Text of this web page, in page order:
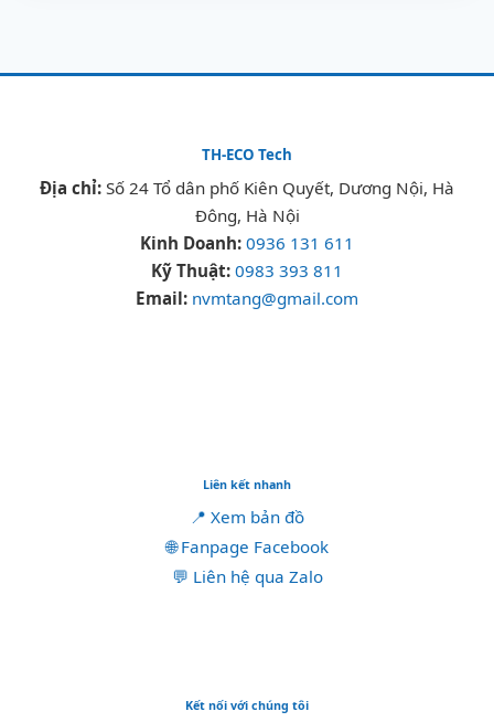
TH-ECO Tech
Địa chỉ: Số 24 Tổ dân phố Kiên Quyết, Dương Nội, Hà
Đông, Hà Nội
Kinh Doanh: 0936 131 611
Kỹ Thuật: 0983 393 811
Email: nvmtang@gmail.com
Liên kết nhanh
📍 Xem bản đồ
🌐 Fanpage Facebook
💬 Liên hệ qua Zalo
Kết nối với chúng tôi